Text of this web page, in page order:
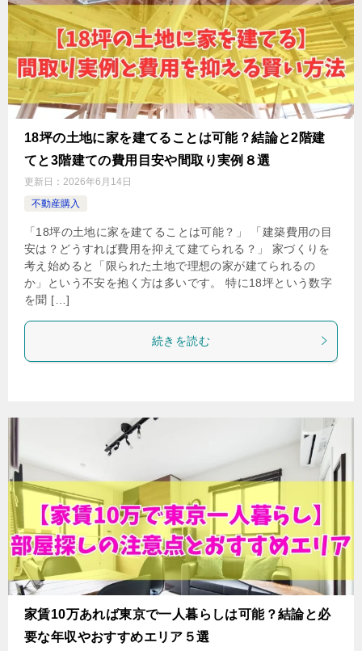
18坪の土地に家を建てることは可能？結論と2階建
てと3階建ての費用目安や間取り実例８選
更新日： 2026年6月14日
不動産購入
「18坪の土地に家を建てることは可能？」 「建築費用の目
安は？どうすれば費用を抑えて建てられる？」 家づくりを
考え始めると「限られた土地で理想の家が建てられるの
か」という不安を抱く方は多いです。 特に18坪という数字
を聞 […]
続きを読む
家賃10万あれば東京で一人暮らしは可能？結論と必
要な年収やおすすめエリア５選